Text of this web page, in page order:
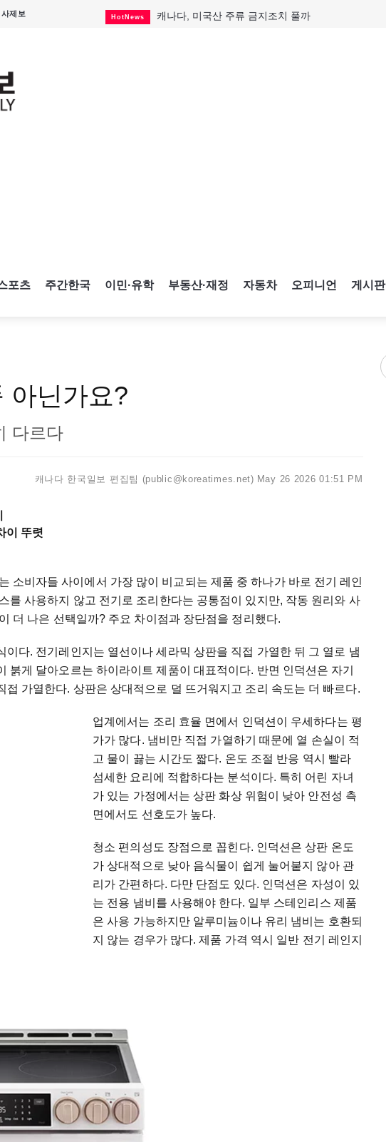
사제보 HotNews 캐나다, 미국산 주류 금지조치 풀까
포츠 주간한국 이민·유학 부동산·재정 자동차 오피니언 게시판
아닌가요?
다르다
캐나다 한국일보 편집팀 (public@koreatimes.net) May 26 2026 01:51 PM
이 뚜렷
소비자들 사이에서 가장 많이 비교되는 제품 중 하나가 바로 전기 레인
를 사용하지 않고 전기로 조리한다는 공통점이 있지만, 작동 원리와 사
더 나은 선택일까? 주요 차이점과 장단점을 정리했다.
이다. 전기레인지는 열선이나 세라믹 상판을 직접 가열한 뒤 그 열로 냄
붉게 달아오르는 하이라이트 제품이 대표적이다. 반면 인덕션은 자기
접 가열한다. 상판은 상대적으로 덜 뜨거워지고 조리 속도는 더 빠르다.
업계에서는 조리 효율 면에서 인덕션이 우세하다는 평
가가 많다. 냄비만 직접 가열하기 때문에 열 손실이 적
고 물이 끓는 시간도 짧다. 온도 조절 반응 역시 빨라
섬세한 요리에 적합하다는 분석이다. 특히 어린 자녀
가 있는 가정에서는 상판 화상 위험이 낮아 안전성 측
면에서도 선호도가 높다.
청소 편의성도 장점으로 꼽힌다. 인덕션은 상판 온도
가 상대적으로 낮아 음식물이 쉽게 눌어붙지 않아 관
리가 간편하다. 다만 단점도 있다. 인덕션은 자성이 있
는 전용 냄비를 사용해야 한다. 일부 스테인리스 제품
은 사용 가능하지만 알루미늄이나 유리 냄비는 호환되
지 않는 경우가 많다. 제품 가격 역시 일반 전기 레인지